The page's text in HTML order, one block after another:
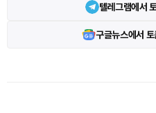
텔레그램에서
구글뉴스에서 토